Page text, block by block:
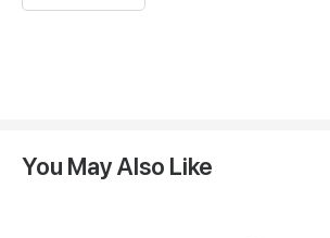
You May Also Like